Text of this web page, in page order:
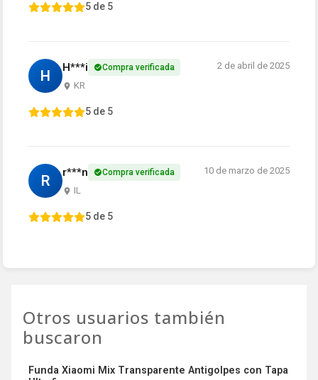
5 de 5
H H***i Compra verificada
KR
2 de abril de 2025
5 de 5
R r***n Compra verificada
IL
10 de marzo de 2025
5 de 5
Otros usuarios también
buscaron
Funda Xiaomi Mix Transparente Antigolpes con Tapa